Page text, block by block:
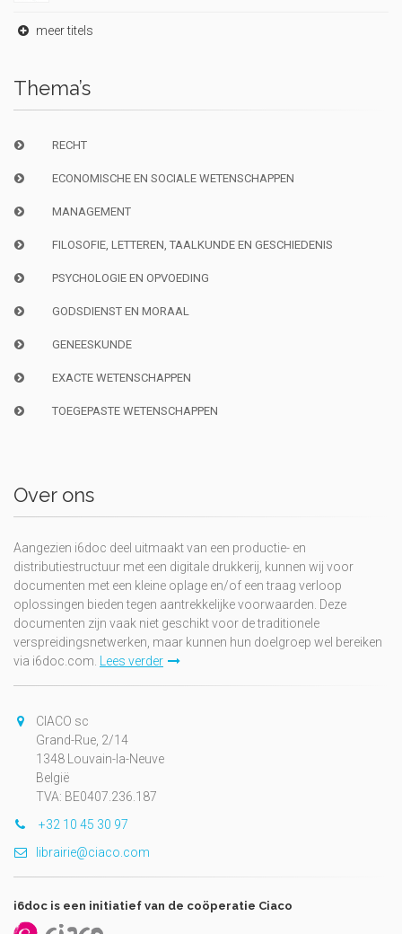
meer titels
Thema’s
RECHT
ECONOMISCHE EN SOCIALE WETENSCHAPPEN
MANAGEMENT
FILOSOFIE, LETTEREN, TAALKUNDE EN GESCHIEDENIS
PSYCHOLOGIE EN OPVOEDING
GODSDIENST EN MORAAL
GENEESKUNDE
EXACTE WETENSCHAPPEN
TOEGEPASTE WETENSCHAPPEN
Over ons
Aangezien i6doc deel uitmaakt van een productie- en
distributiestructuur met een digitale drukkerij, kunnen wij voor
documenten met een kleine oplage en/of een traag verloop
oplossingen bieden tegen aantrekkelijke voorwaarden. Deze
documenten zijn vaak niet geschikt voor de traditionele
verspreidingsnetwerken, maar kunnen hun doelgroep wel bereiken
via i6doc.com. Lees verder
CIACO sc
Grand-Rue, 2/14
1348 Louvain-la-Neuve
België
TVA: BE0407.236.187
+32 10 45 30 97
librairie@ciaco.com
i6doc is een initiatief van de coöperatie Ciaco